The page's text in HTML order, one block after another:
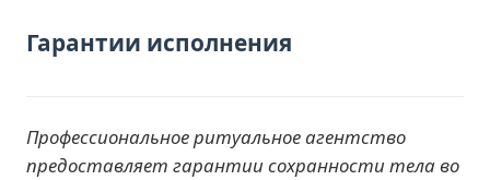
Гарантии исполнения
Профессиональное ритуальное агентство
предоставляет гарантии сохранности тела во